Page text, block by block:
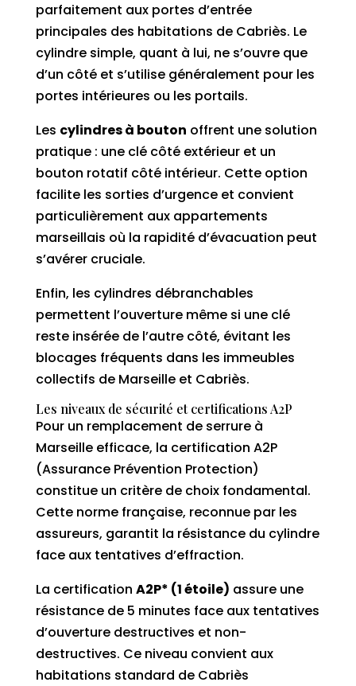
parfaitement aux portes d’entrée
principales des habitations de Cabriès. Le
cylindre simple, quant à lui, ne s’ouvre que
d’un côté et s’utilise généralement pour les
portes intérieures ou les portails.
Les cylindres à bouton offrent une solution
pratique : une clé côté extérieur et un
bouton rotatif côté intérieur. Cette option
facilite les sorties d’urgence et convient
particulièrement aux appartements
marseillais où la rapidité d’évacuation peut
s’avérer cruciale.
Enfin, les cylindres débranchables
permettent l’ouverture même si une clé
reste insérée de l’autre côté, évitant les
blocages fréquents dans les immeubles
collectifs de Marseille et Cabriès.
Les niveaux de sécurité et certifications A2P
Pour un remplacement de serrure à
Marseille efficace, la certification A2P
(Assurance Prévention Protection)
constitue un critère de choix fondamental.
Cette norme française, reconnue par les
assureurs, garantit la résistance du cylindre
face aux tentatives d’effraction.
La certification A2P* (1 étoile) assure une
résistance de 5 minutes face aux tentatives
d’ouverture destructives et non-
destructives. Ce niveau convient aux
habitations standard de Cabriès